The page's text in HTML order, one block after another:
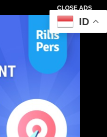
CLOSE ADS
ID